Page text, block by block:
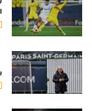
حكايات في الجول
كويز في الجول
فيديو في الجول